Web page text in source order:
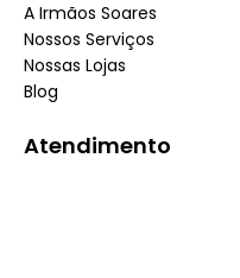
A Irmãos Soares
Nossos Serviços
Nossas Lojas
Blog
Atendimento